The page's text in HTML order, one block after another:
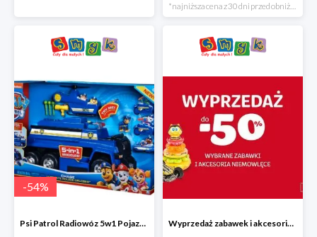
-54%
Psi Patrol Radiowóz 5w1 Pojazd ratunkowy z figurką Chase'a Wyprzedaż zabawek i akcesoriów niemowlęcych w Smyku do -50%